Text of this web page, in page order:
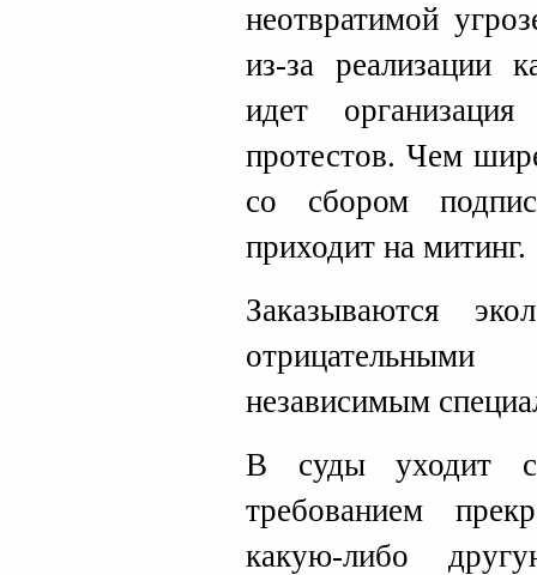
неотвратимой
из-за реализации
идет
протестов. Чем
со сбором
приходит на митинг.
Заказываются
независимым
В суды уходит
требованием
какую-либо